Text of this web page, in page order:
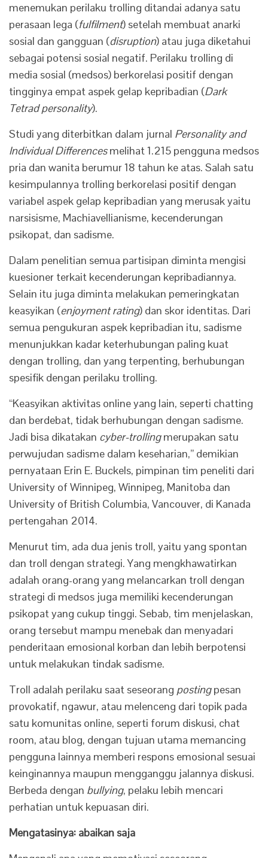
menemukan perilaku trolling ditandai adanya satu
perasaan lega (fulfilment) setelah membuat anarki
sosial dan gangguan (disruption) atau juga diketahui
sebagai potensi sosial negatif. Perilaku trolling di
media sosial (medsos) berkorelasi positif dengan
tingginya empat aspek gelap kepribadian (Dark
Tetrad personality).
Studi yang diterbitkan dalam jurnal Personality and
Individual Differencesmelihat 1.215 pengguna medsos
pria dan wanita berumur 18 tahun ke atas. Salah satu
kesimpulannya trolling berkorelasi positif dengan
variabel aspek gelap kepribadian yang merusak yaitu
narsisisme, Machiavellianisme, kecenderungan
psikopat, dan sadisme.
Dalam penelitian semua partisipan diminta mengisi
kuesioner terkait kecenderungan kepribadiannya.
Selain itu juga diminta melakukan pemeringkatan
keasyikan (enjoyment rating) dan skor identitas. Dari
semua pengukuran aspek kepribadian itu, sadisme
menunjukkan kadar keterhubungan paling kuat
dengan trolling, dan yang terpenting, berhubungan
spesifik dengan perilaku trolling.
“Keasyikan aktivitas online yang lain, seperti chatting
dan berdebat, tidak berhubungan dengan sadisme.
Jadi bisa dikatakan cyber-trollingmerupakan satu
perwujudan sadisme dalam keseharian,” demikian
pernyataan Erin E. Buckels, pimpinan tim peneliti dari
University of Winnipeg, Winnipeg, Manitoba dan
University of British Columbia, Vancouver, di Kanada
pertengahan 2014.
Menurut tim, ada dua jenis troll, yaitu yang spontan
dan troll dengan strategi. Yang mengkhawatirkan
adalah orang-orang yang melancarkan troll dengan
strategi di medsos juga memiliki kecenderungan
psikopat yang cukup tinggi. Sebab, tim menjelaskan,
orang tersebut mampu menebak dan menyadari
penderitaan emosional korban dan lebih berpotensi
untuk melakukan tindak sadisme.
Troll adalah perilaku saat seseorang postingpesan
provokatif, ngawur, atau melenceng dari topik pada
satu komunitas online, seperti forum diskusi, chat
room, atau blog, dengan tujuan utama memancing
pengguna lainnya memberi respons emosional sesuai
keinginannya maupun mengganggu jalannya diskusi.
Berbeda dengan bullying, pelaku lebih mencari
perhatian untuk kepuasan diri.
Mengatasinya: abaikan saja